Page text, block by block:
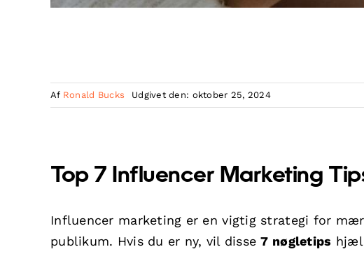
Af Ronald Bucks Udgivet den: oktober 25, 2024
Top 7 Influencer Marketing
Influencer marketing er en vigtig strategi for
publikum. Hvis du er ny, vil disse7 nøgletips